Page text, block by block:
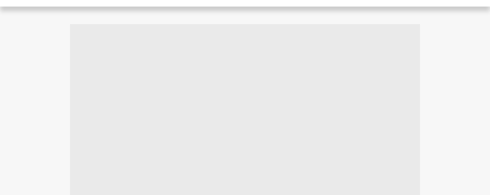
STOP - ………………………………………………… Il s’agissait bien de mon...